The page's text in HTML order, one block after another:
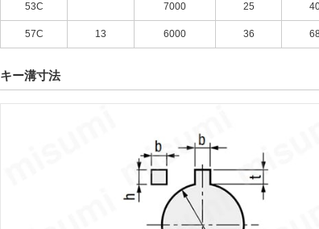
53C 7000 25
57C
13 6000 36
キー溝寸法